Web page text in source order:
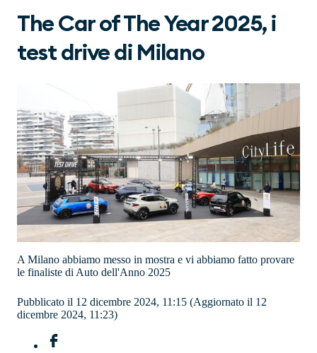
The Car of The Year 2025, i
test drive di Milano
A Milano abbiamo messo in mostra e vi abbiamo fatto provare
le finaliste di Auto dell'Anno 2025
Pubblicato il 12 dicembre 2024, 11:15 (Aggiornato il 12
dicembre 2024, 11:23)